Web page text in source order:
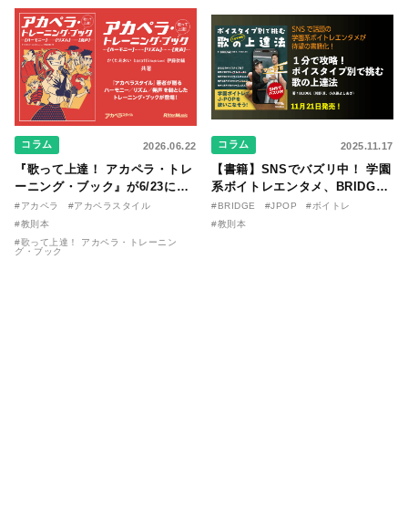
コラム 2026.06.22
『歌って上達！ アカペラ・トレ
ーニング・ブック』が6/23に発
売！ 課題曲音源・音取り用アプ
リを公開。
#アカペラ
#アカペラスタイル
#教則本
#歌って上達！ アカペラ・トレーニン
グ・ブック
コラム 2025.11.17
【書籍】SNSでバズリ中！ 学園
系ボイトレエンタメ、BRIDGE
が届ける教則本『１分で攻略！
ボイスタイプ別で挑む歌の上達
#BRIDGE #JPOP
#ボイトレ
#教則本